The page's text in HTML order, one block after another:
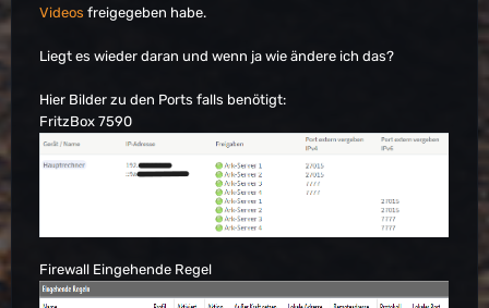
Videos freigegeben habe.
Liegt es wieder daran und wenn ja wie ändere ich das?
Hier Bilder zu den Ports falls benötigt:
FritzBox 7590
Firewall Eingehende Regel